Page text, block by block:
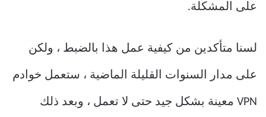
على المشكلة.
لسنا متأكدين من كيفية عمل هذا بالضبط ، ولكن
على مدار السنوات القليلة الماضية ، ستعمل خوادم
VPN معينة بشكل جيد حتى لا تعمل ، وبعد ذلك